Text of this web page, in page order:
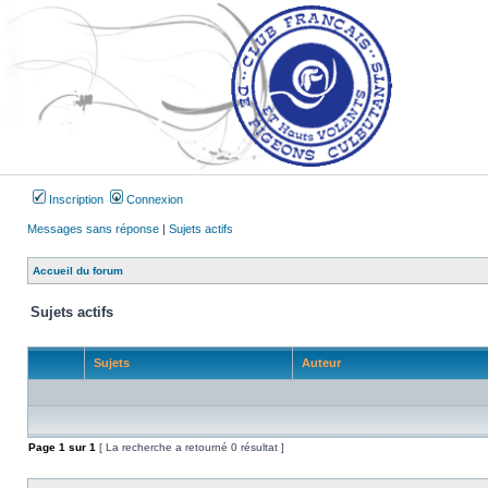
Inscription Connexion
Messages sans réponse | Sujets actifs
Accueil du forum
Sujets actifs
Sujets Auteur
Page 1 sur 1 [ La recherche a retourné 0 résultat ]